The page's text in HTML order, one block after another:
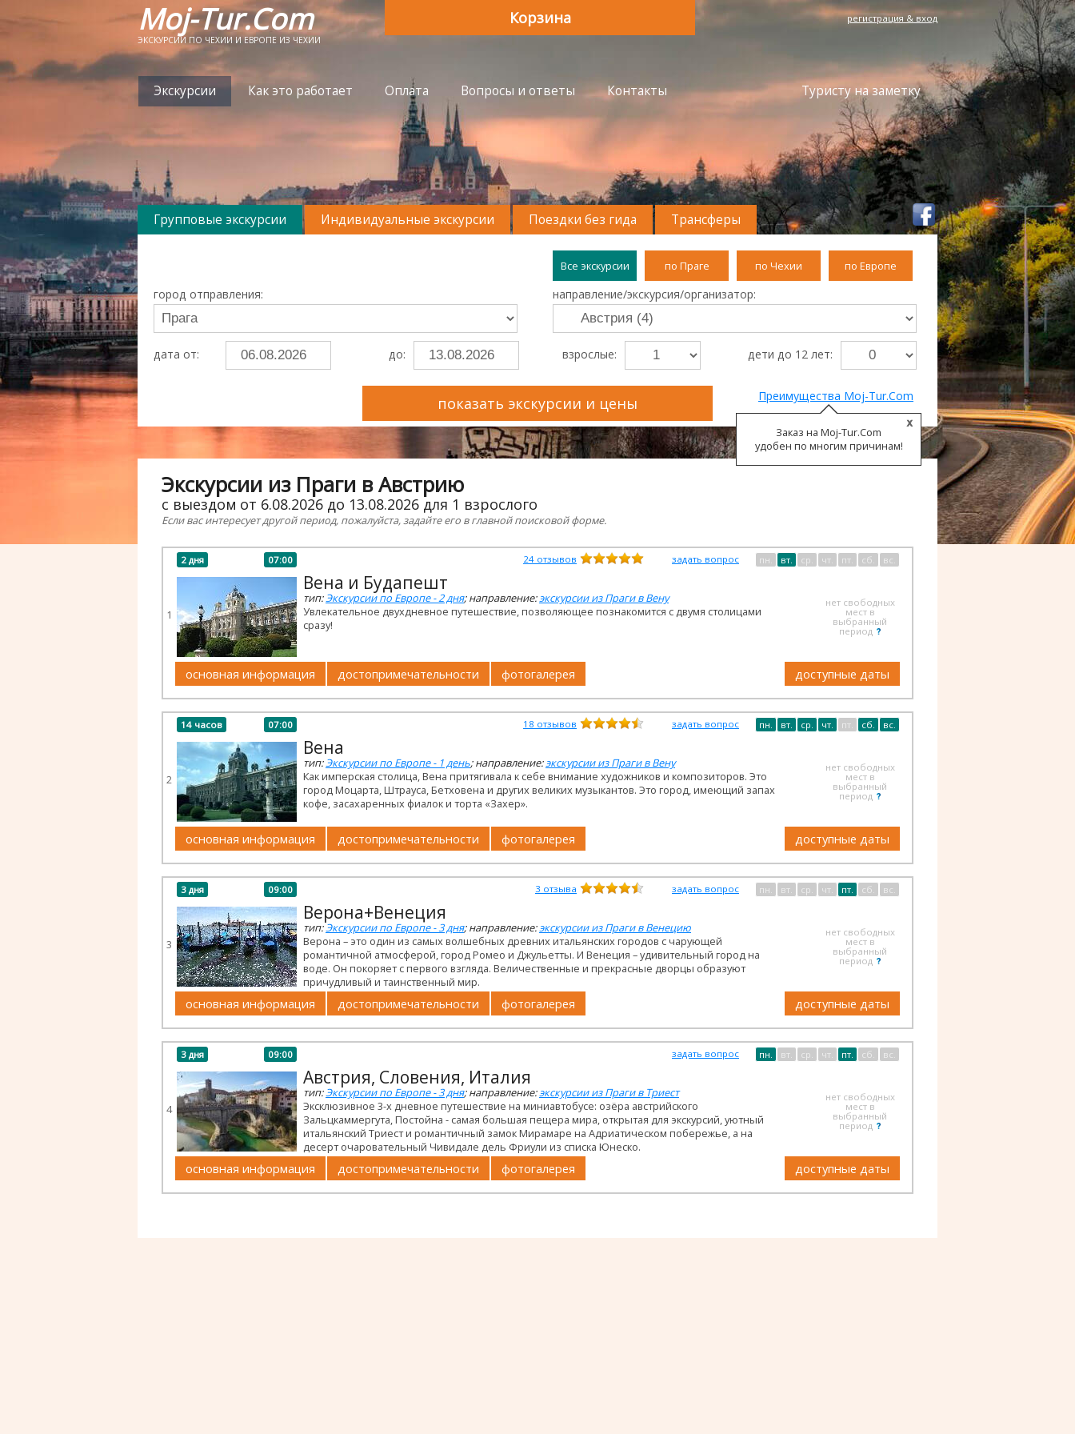
Moj-Tur.Com
ЭКСКУРСИИ ПО ЧЕХИИ И ЕВРОПЕ ИЗ ЧЕХИИ
регистрация & вход
Экскурсии Как это работает Оплата Вопросы и ответы Контакты Туристу на заметку
Групповые экскурсии Индивидуальные экскурсии Поездки без гида Трансферы
Все экскурсии по Праге по Чехии по Европе
город отправления: направление/экскурсия/организатор:
дата от: до: взрослые: дети до 12 лет:
показать экскурсии и цены Преимущества Moj-Tur.Com
Заказ на Moj-Tur.Com
удобен по многим причинам!
Экскурсии из Праги в Австрию
с выездом от 6.08.2026 до 13.08.2026 для 1 взрослого
Если вас интересует другой период, пожалуйста, задайте его в главной поисковой форме.
1
2 дня 07:00 пн. вт. ср. чт. пт. сб. вс.
задать вопрос
24 отзывов
Вена и Будапешт
тип:Экскурсии по Европе - 2 дня; направление:экскурсии из Праги в Вену
Увлекательное двухдневное путешествие, позволяющее познакомится с двумя столицами
сразу!
нет свободных
мест в
выбранный
период
основная информация достопримечательности фотогалерея доступные даты
2
14 часов 07:00 пн. вт. ср. чт. пт. сб. вс.
задать вопрос
18 отзывов
Вена
тип:Экскурсии по Европе - 1 день; направление:экскурсии из Праги в Вену
Как имперская столица, Вена притягивала к себе внимание художников и композиторов. Это
город Моцарта, Штрауса, Бетховена и других великих музыкантов. Это город, имеющий запах
кофе, засахаренных фиалок и торта «Захер».
нет свободных
мест в
выбранный
период
основная информация достопримечательности фотогалерея доступные даты
3
3 дня 09:00 пн. вт. ср. чт. пт. сб. вс.
задать вопрос
3 отзыва
Верона+Венеция
тип:Экскурсии по Европе - 3 дня; направление:экскурсии из Праги в Венецию
Верона – это один из самых волшебных древних итальянских городов с чарующей
романтичной атмосферой, город Ромео и Джульетты. И Венеция – удивительный город на
воде. Он покоряет с первого взгляда. Величественные и прекрасные дворцы образуют
причудливый и таинственный мир.
нет свободных
мест в
выбранный
период
основная информация достопримечательности фотогалерея доступные даты
4
3 дня 09:00 пн. вт. ср. чт. пт. сб. вс.
задать вопрос
Австрия, Словения, Италия
тип:Экскурсии по Европе - 3 дня; направление:экскурсии из Праги в Триест
Эксклюзивное 3-х дневное путешествие на миниавтобусе: озёра австрийского
Зальцкаммергута, Постойна - самая большая пещера мира, открытая для экскурсий, уютный
итальянский Триест и романтичный замок Мирамаре на Адриатическом побережье, а на
десерт очаровательный Чивидале дель Фриули из списка Юнеско.
нет свободных
мест в
выбранный
период
основная информация достопримечательности фотогалерея доступные даты
Корзина